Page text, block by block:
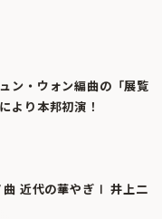
ン・ウォン編曲の「展覧
より本邦初演！
曲 近代の華やぎⅠ 井上二